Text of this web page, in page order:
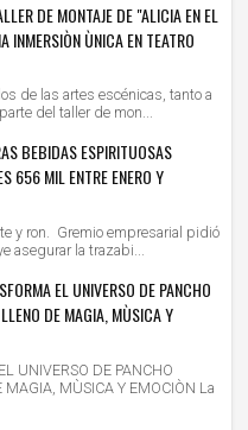
DE MONTAJE DE "ALICIA EN EL
INMERSIÒN ÙNICA EN TEATRO
de las artes escénicas, tanto a
del taller de mon...
BEBIDAS ESPIRITUOSAS
656 MIL ENTRE ENERO Y
y ron. Gremio empresarial pidió
asegurar la trazabi...
EL UNIVERSO DE PANCHO
DE MAGIA, MÙSICA Y
UNIVERSO DE PANCHO
MAGIA, MÙSICA Y EMOCIÒN La